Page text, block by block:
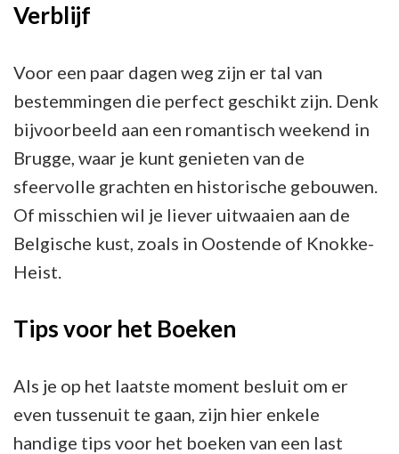
Verblijf
Voor een paar dagen weg zijn er tal van
bestemmingen die perfect geschikt zijn. Denk
bijvoorbeeld aan een romantisch weekend in
Brugge, waar je kunt genieten van de
sfeervolle grachten en historische gebouwen.
Of misschien wil je liever uitwaaien aan de
Belgische kust, zoals in Oostende of Knokke-
Heist.
Tips voor het Boeken
Als je op het laatste moment besluit om er
even tussenuit te gaan, zijn hier enkele
handige tips voor het boeken van een last